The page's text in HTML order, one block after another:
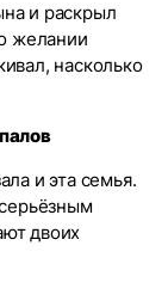
и раскрыл
желании
насколько
и эта семья.
двоих